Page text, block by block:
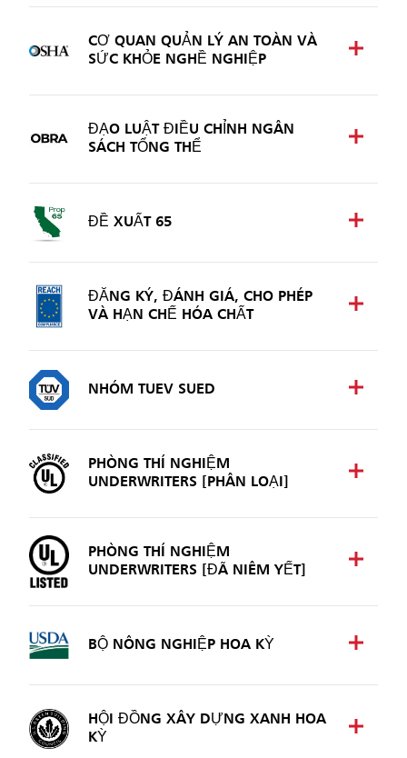
CƠ QUAN QUẢN LÝ AN TOÀN VÀ
SỨC KHỎE NGHỀ NGHIỆP
ĐẠO LUẬT ĐIỀU CHỈNH NGÂN
SÁCH TỔNG THỂ
ĐỀ XUẤT 65
ĐĂNG KÝ, ĐÁNH GIÁ, CHO PHÉP
VÀ HẠN CHẾ HÓA CHẤT
NHÓM TUEV SUED
PHÒNG THÍ NGHIỆM
UNDERWRITERS [PHÂN LOẠI]
PHÒNG THÍ NGHIỆM
UNDERWRITERS [ĐÃ NIÊM YẾT]
BỘ NÔNG NGHIỆP HOA KỲ
HỘI ĐỒNG XÂY DỰNG XANH HOA
KỲ